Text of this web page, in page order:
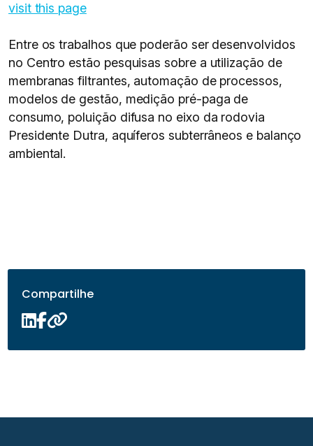
visit this page
Entre os trabalhos que poderão ser desenvolvidos
no Centro estão pesquisas sobre a utilização de
membranas filtrantes, automação de processos,
modelos de gestão, medição pré-paga de
consumo, poluição difusa no eixo da rodovia
Presidente Dutra, aquíferos subterrâneos e balanço
ambiental.
Compartilhe